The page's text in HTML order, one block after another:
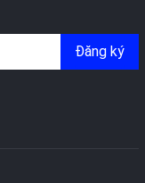
Đăng ký